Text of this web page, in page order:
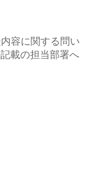
容に関する問い
載の担当部署へ